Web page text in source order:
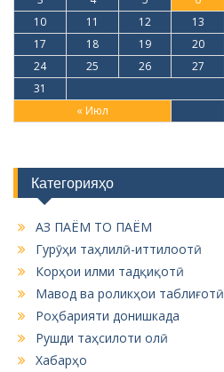
« Июл
10
11 12 13
17
18 19 20
24
25 26 27
31
Категорияҳо
АЗ ПАЁМ ТО ПАЁМ
Гурӯҳи таҳлилӣ-иттилоотӣ
Корҳои илми тадқиқотӣ
Мавод ва роликҳои таблиғотӣ
Роҳбарияти донишкада
Рушди таҳсилоти олӣ
Хабарҳо